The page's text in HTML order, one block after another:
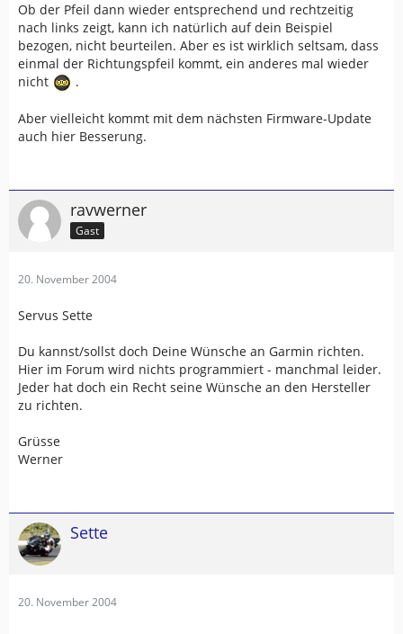
Ob der Pfeil dann wieder entsprechend und rechtzeitig
nach links zeigt, kann ich natürlich auf dein Beispiel
bezogen, nicht beurteilen. Aber es ist wirklich seltsam, dass
einmal der Richtungspfeil kommt, ein anderes mal wieder
nicht
.
Aber vielleicht kommt mit dem nächsten Firmware-Update
auch hier Besserung.
ravwerner
Gast
20. November 2004
Servus Sette
Du kannst/sollst doch Deine Wünsche an Garmin richten.
Hier im Forum wird nichts programmiert - manchmal leider.
Jeder hat doch ein Recht seine Wünsche an den Hersteller
zu richten.
Grüsse
Werner
Sette
20. November 2004